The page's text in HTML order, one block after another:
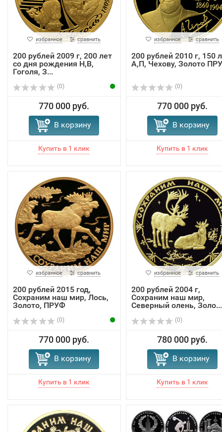
избранное сравнить
200 рублей 2009 г, 200 лет
со дня рождения Н,В,
Гоголя, З...
(0)
770 000 руб.
В корзину
избранное сравнить
200 рублей 2010 г, 150
А,П, Чехову, Золото
(0)
770 000 руб.
В корзину
избранное сравнить
200 рублей 2015 год,
Сохраним наш мир, Лось,
Золото, ПРУФ
(0)
770 000 руб.
В корзину
избранное сравнить
200 рублей 2004 г,
Сохраним наш мир,
Северный олень, Золо...
(0)
780 000 руб.
В корзину